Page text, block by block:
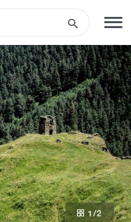
ВХОД
1 /2